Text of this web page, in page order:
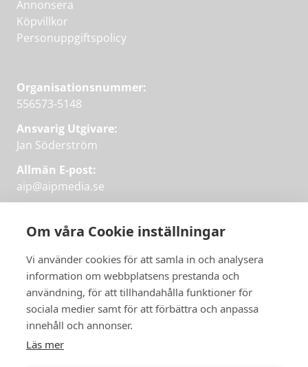
Om våra Cookie inställningar
Vi använder cookies för att samla in och analysera
information om webbplatsens prestanda och
användning, för att tillhandahålla funktioner för
sociala medier samt för att förbättra och anpassa
innehåll och annonser.
Läs mer
Annonsera
Köpvillkor
Personuppgiftspolicy
Organisationsnummer:
556573-5148
Ansvarig Utgivare:
Jan Söderström
Allmän E-post:
aip@aipmedia.se
aip@flowyinfo.seeller 08-1210 60 40.
Instagram
LinkedIn
Twitter
Facebook
Få veckans bästa
artiklar på mejlen